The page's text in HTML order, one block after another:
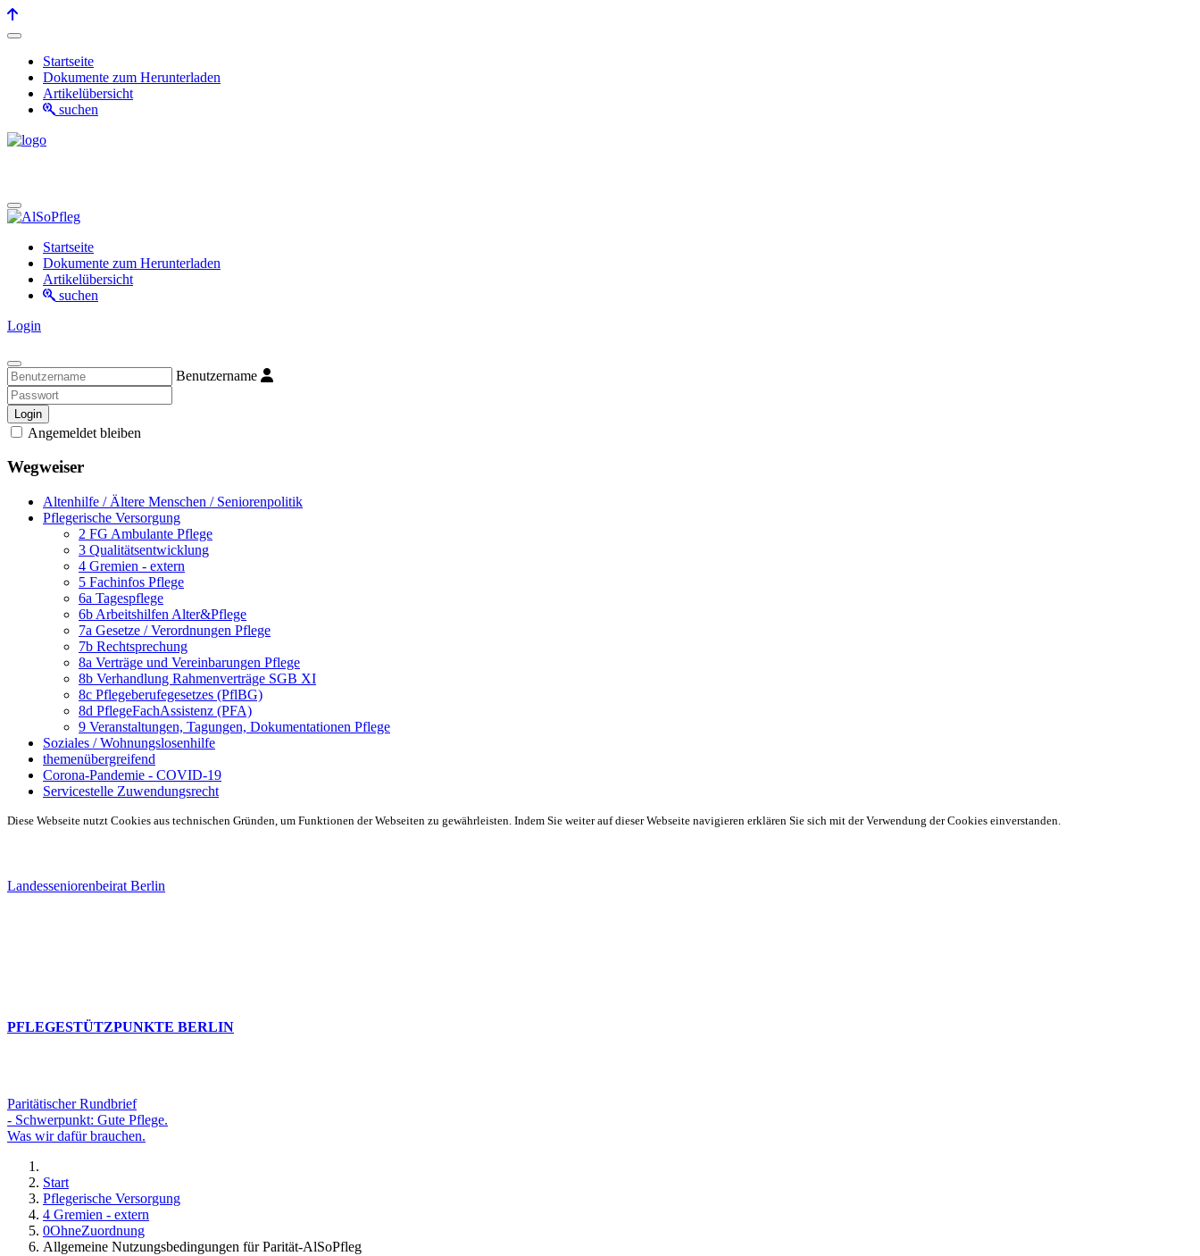
Startseite
Dokumente zum Herunterladen
Artikelübersicht
suchen
Startseite
Dokumente zum Herunterladen
Artikelübersicht
suchen
Login
Benutzername
Login
Angemeldet bleiben
Wegweiser
Altenhilfe / Ältere Menschen / Seniorenpolitik
Pflegerische Versorgung
2 FG Ambulante Pflege
3 Qualitätsentwicklung
4 Gremien - extern
5 Fachinfos Pflege
6a Tagespflege
6b Arbeitshilfen Alter&Pflege
7a Gesetze / Verordnungen Pflege
7b Rechtsprechung
8a Verträge und Vereinbarungen Pflege
8b Verhandlung Rahmenverträge SGB XI
8c Pflegeberufegesetzes (PflBG)
8d PflegeFachAssistenz (PFA)
9 Veranstaltungen, Tagungen, Dokumentationen Pflege
Soziales / Wohnungslosenhilfe
themenübergreifend
Corona-Pandemie - COVID-19
Servicestelle Zuwendungsrecht
Diese Webseite nutzt Cookies aus technischen Gründen, um Funktionen der Webseiten zu gewährleisten. Indem Sie weiter auf dieser Webseite navigieren erklären Sie sich mit der Verwendung der Cookies einverstanden.
Landesseniorenbeirat Berlin
PFLEGESTÜTZPUNKTE BERLIN
Paritätischer Rundbrief
- Schwerpunkt: Gute Pflege.
Was wir dafür brauchen.
Start
Pflegerische Versorgung
4 Gremien - extern
0OhneZuordnung
Allgemeine Nutzungsbedingungen für Parität-AlSoPfleg